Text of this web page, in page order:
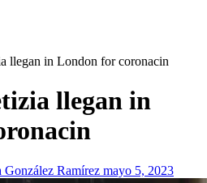
llegan in London for coronacin
llegan in
González Ramírez mayo 5, 2023